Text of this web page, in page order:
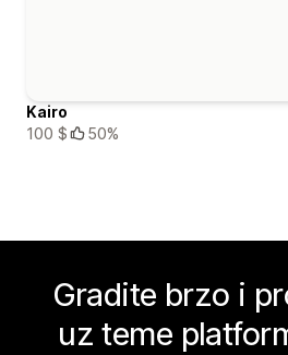
Kairo
100 $
50%
Gradite brzo i
uz teme